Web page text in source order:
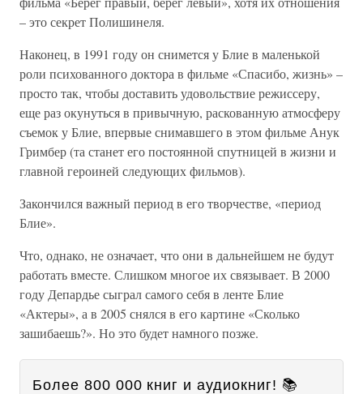
– это секрет Полишинеля.
Наконец, в 1991 году он снимется у Блие в маленькой
роли психованного доктора в фильме «Спасибо, жизнь» –
просто так, чтобы доставить удовольствие режиссеру,
еще раз окунуться в привычную, раскованную атмосферу
съемок у Блие, впервые снимавшего в этом фильме Анук
Гримбер (та станет его постоянной спутницей в жизни и
главной героиней следующих фильмов).
Закончился важный период в его творчестве, «период
Блие».
Что, однако, не означает, что они в дальнейшем не будут
работать вместе. Слишком многое их связывает. В 2000
году Депардье сыграл самого себя в ленте Блие
«Актеры», а в 2005 снялся в его картине «Сколько
зашибаешь?». Но это будет намного позже.
Более 800 000 книг и аудиокниг! 📚